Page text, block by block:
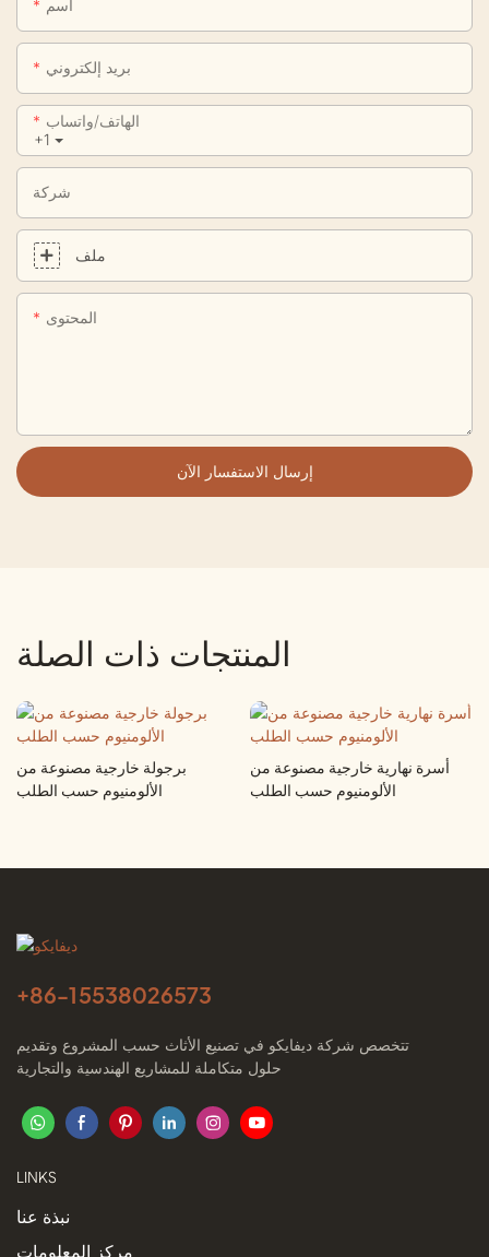
اسم
بريد إلكتروني
+1
الهاتف/واتساب
شركة
ملف
المحتوى
إرسال الاستفسار الآن
المنتجات ذات الصلة
برجولة خارجية مصنوعة من
الألومنيوم حسب الطلب
أسرة نهارية خارجية مصنوعة من
الألومنيوم حسب الطلب
+86-15538026573
تتخصص شركة ديفايكو في تصنيع الأثاث حسب المشروع وتقديم
حلول متكاملة للمشاريع الهندسية والتجارية
LINKS
نبذة عنا
مركز المعلومات